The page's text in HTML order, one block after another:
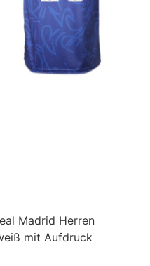
Madrid Herren
mit Aufdruck